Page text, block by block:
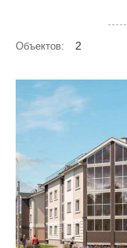
Объектов: 2